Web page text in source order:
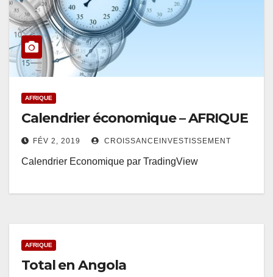
AFRIQUE
Calendrier économique – AFRIQUE
FÉV 2, 2019 CROISSANCEINVESTISSEMENT
Calendrier Economique par TradingView
AFRIQUE
Total en Angola